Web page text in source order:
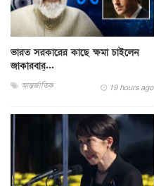
ভারত সরকারের কাছে ক্ষমা চাইলেন
জাকারবার্...
আন্তর্জাতিক 19 hours ago